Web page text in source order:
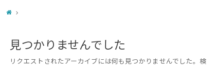
見つかりませんでした
リクエストされたアーカイブには何も見つかりませんでした。検